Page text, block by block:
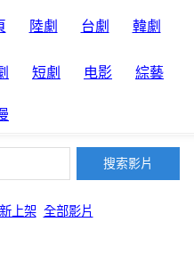
陸劇 台劇 韓劇
短劇 电影 綜藝
上架 全部影片